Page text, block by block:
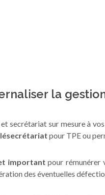
la
secrétariat sur mesure à
pour TPE ou
important pour rémunérer
des éventuelles